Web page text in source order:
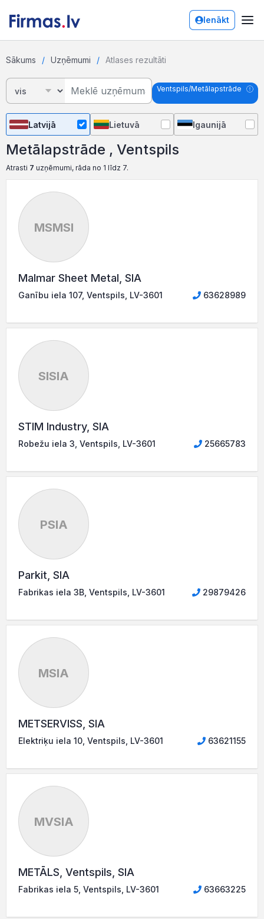
Ienākt
Sākums Uzņēmumi Atlases rezultāti
Ventspils/Metālapstrāde
Latvijā Lietuvā Igaunijā
Metālapstrāde , Ventspils
Atrasti 7 uzņēmumi, rāda no 1 līdz 7.
MSMSI
Malmar Sheet Metal, SIA
Ganību iela 107, Ventspils, LV-3601 63628989
SISIA
STIM Industry, SIA
Robežu iela 3, Ventspils, LV-3601 25665783
PSIA
Parkit, SIA
Fabrikas iela 3B, Ventspils, LV-3601 29879426
MSIA
METSERVISS, SIA
Elektriķu iela 10, Ventspils, LV-3601 63621155
MVSIA
METĀLS, Ventspils, SIA
Fabrikas iela 5, Ventspils, LV-3601 63663225